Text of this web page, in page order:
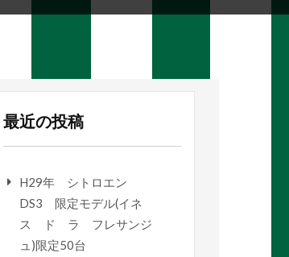
最近の投稿
H29年 シトロエン
DS3 限定モデル(イネ
ス ド ラ フレサンジ
ュ)限定50台